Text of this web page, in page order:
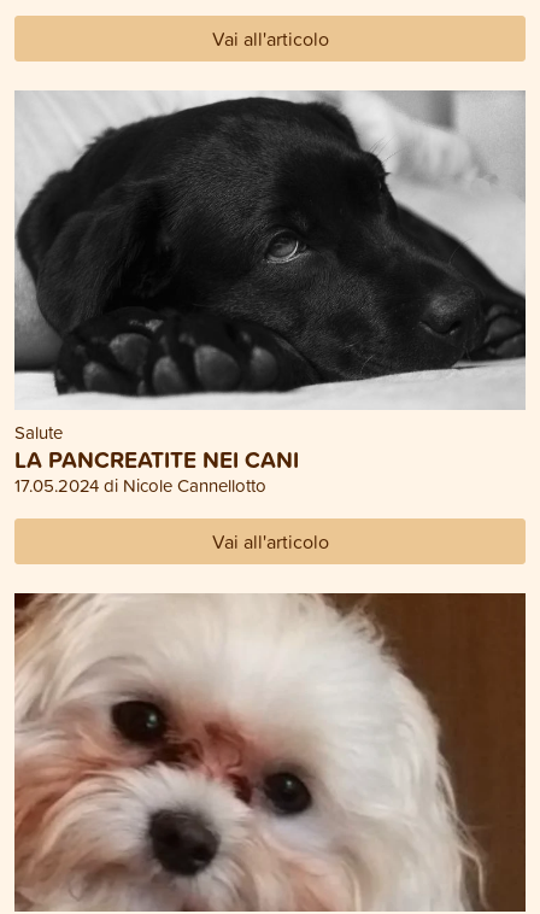
Vai all'articolo
Salute
LA PANCREATITE NEI CANI
17.05.2024 di Nicole Cannellotto
Vai all'articolo